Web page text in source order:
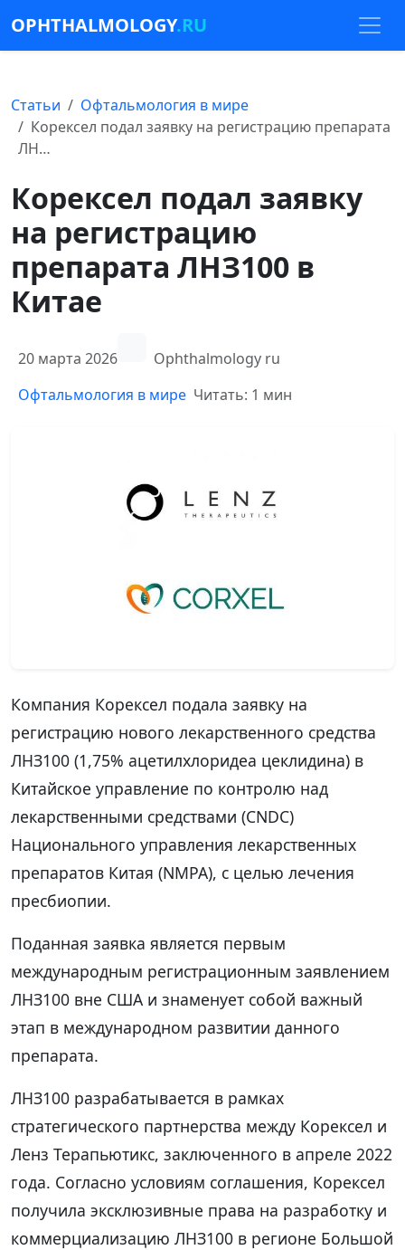
OPHTHALMOLOGY.RU
Статьи
Офтальмология в мире
Корексел подал заявку на регистрацию препарата
ЛН…
Корексел подал заявку
на регистрацию
препарата ЛНЗ100 в
Китае
20 марта 2026
Ophthalmology ru
Офтальмология в мире Читать: 1 мин
Компания Корексел подала заявку на
регистрацию нового лекарственного средства
ЛНЗ100 (1,75% ацетилхлоридеа цеклидина) в
Китайское управление по контролю над
лекарственными средствами (CNDC)
Национального управления лекарственных
препаратов Китая (NMPA), с целью лечения
пресбиопии.
Поданная заявка является первым
международным регистрационным заявлением
ЛНЗ100 вне США и знаменует собой важный
этап в международном развитии данного
препарата.
ЛНЗ100 разрабатывается в рамках
стратегического партнерства между Корексел и
Ленз Терапьютикс, заключенного в апреле 2022
года. Согласно условиям соглашения, Корексел
получила эксклюзивные права на разработку и
коммерциализацию ЛНЗ100 в регионе Большой